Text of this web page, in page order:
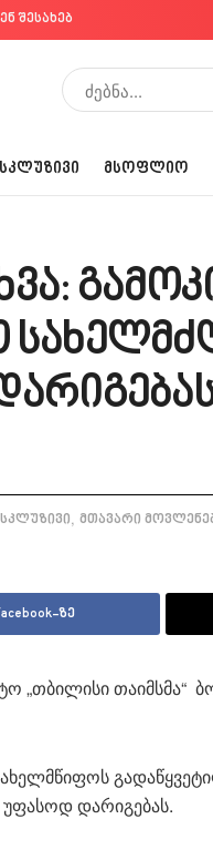
შესახებ
ᲛᲡᲝᲤᲚᲘᲝ
, მთავარი
ზე
„თბილისი თაიმსმა“
დარიგებას.